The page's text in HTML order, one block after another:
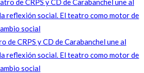
de CRPS y CD de Carabanchel une al
reflexión social. El teatro como motor de
social